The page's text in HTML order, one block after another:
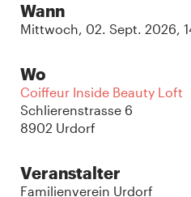
Wann
Mittwoch, 02. Sept. 2026,
Wo
Coiffeur Inside Beauty Loft
Schlierenstrasse 6
8902 Urdorf
Veranstalter
Familienverein Urdorf